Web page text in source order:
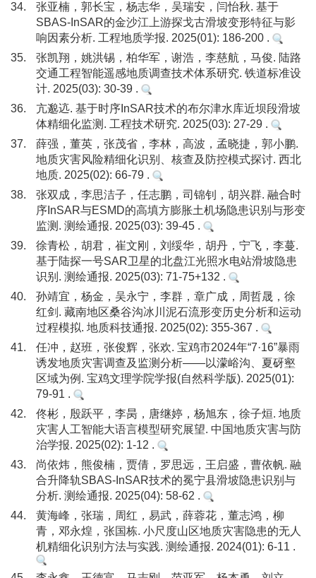
34.
张亚楠，郭长宝，杨志华，吴瑞安，闫怡秋. 基于
SBAS-InSAR的金沙江上游探戈古滑坡变形特征与影
响因素分析. 工程地质学报. 2025(01): 186-200 .
35.
张凯翔，姚洪锡，柏华军，谢浩，李慈航，马俊. 陆路
交通工程智能遥感地质调查技术体系研究. 铁道标准设
计. 2025(03): 30-39 .
36.
亢邈迒. 基于时序InSAR技术的布尔津水库近坝段滑坡
体精细化监测. 工程技术研究. 2025(03): 27-29 .
37.
薛强，董英，张茂省，李林，高波，孟晓捷，郭小鹏.
地质灾害风险精细化识别、核查及防控模式探讨. 西北
地质. 2025(02): 66-79 .
38.
张双成，李思洁子，任志鹏，司锦钊，胡兴群. 融合时
序InSAR与ESMD的高填方膨胀土机场隐患识别与形变
监测. 测绘通报. 2025(03): 39-45 .
39.
徐青松，胡君，崔文刚，刘绥华，胡丹，宁飞，李蔓.
基于陆探一号SAR卫星的北盘江光照水电站滑坡隐患
识别. 测绘通报. 2025(03): 71-75+132 .
40.
孙靖宜，杨金，吴永宁，李群，章广成，周哲晟，徐
红剑. 藏南地区桑谷沟冰川泥石流形变历史分析和运动
过程模拟. 地质科技通报. 2025(02): 355-367 .
41.
任冲，赵班，张俊辉，张欢. 宝鸡市2024年“7·16”暴雨
诱发地质灾害调查及监测分析——以濛峪沟、夏砑壑
区域为例. 宝鸡文理学院学报(自然科学版). 2025(01):
79-91 .
42.
佟彬，殷跃平，李昺，唐继婷，杨旭东，徐子烜. 地质
灾害人工智能大语言模型研究展望. 中国地质灾害与防
治学报. 2025(02): 1-12 .
43.
尚依炜，熊俊楠，贾倩，罗思远，王启盛，曹依帆. 融
合升降轨SBAS-InSAR技术的冕宁县滑坡隐患识别与
分析. 测绘通报. 2025(04): 58-62 .
44.
黄海峰，张瑞，周红，易武，薛蓉花，董志鸿，柳
青，邓永煌，张国栋. 小尺度山区地质灾害隐患的无人
机精细化识别方法与实践. 测绘通报. 2024(01): 6-11 .